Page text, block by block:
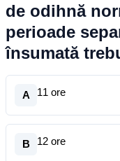
de odihnă
perioade
însumată
A 11 ore
B 12 ore